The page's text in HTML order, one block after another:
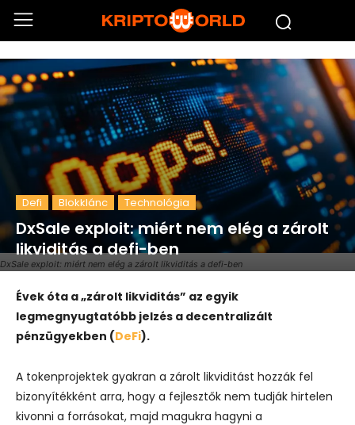
DxSale exploit: miért nem elég a zárolt likviditás a defi-ben
Defi Blokklánc Technológia
DxSale exploit: miért nem elég a zárolt
likviditás a defi-ben
Évek óta a „zárolt likviditás” az egyik
legmegnyugtatóbb jelzés a decentralizált
pénzügyekben (DeFi).
A tokenprojektek gyakran a zárolt likviditást hozzák fel
bizonyítékként arra, hogy a fejlesztők nem tudják hirtelen
kivonni a forrásokat, majd magukra hagyni a